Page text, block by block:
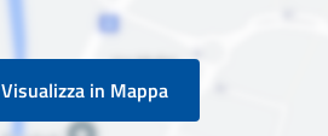
Visualizza in Mappa